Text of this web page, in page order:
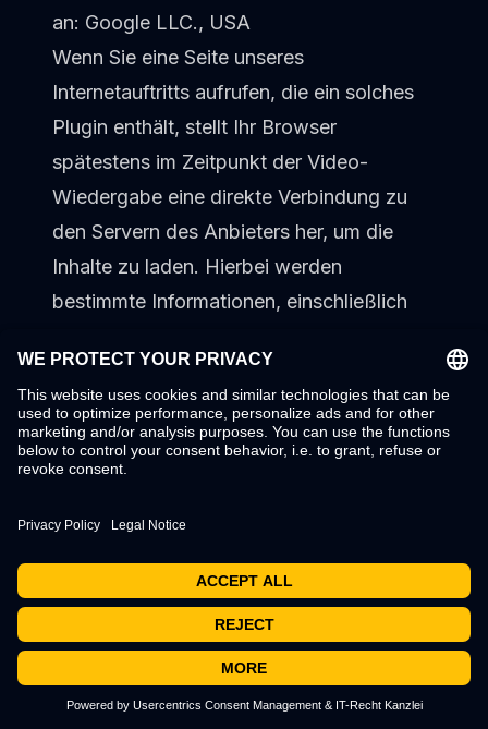
an: Google LLC., USA
Wenn Sie eine Seite unseres
Internetauftritts aufrufen, die ein solches
Plugin enthält, stellt Ihr Browser
spätestens im Zeitpunkt der Video-
Wiedergabe eine direkte Verbindung zu
den Servern des Anbieters her, um die
Inhalte zu laden. Hierbei werden
bestimmte Informationen, einschließlich
übermittelt.
Wird die Wiedergabe eingebetteter Videos
über das Plugin gestartet, setzt der
Anbieter zudem Cookies ein, um
erstellen und missbräuchliches Verhalten
Sind Sie während Ihres Seitenbesuchs in
einem Nutzerkonto beim Anbieter